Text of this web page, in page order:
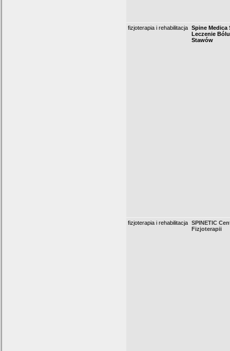
fizjoterapia i rehabilitacja Spine Medica
Leczenie
Stawów
fizjoterapia i rehabilitacja SPINETIC
Fizjoterapii